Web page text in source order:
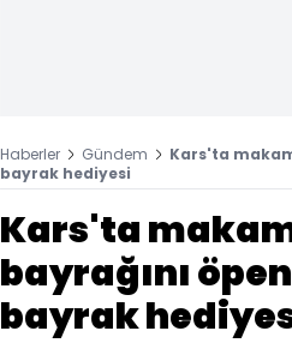
Haberler Gündem
Kars'ta
bayrak hediyesi
Kars'ta
bayrağını
bayrak